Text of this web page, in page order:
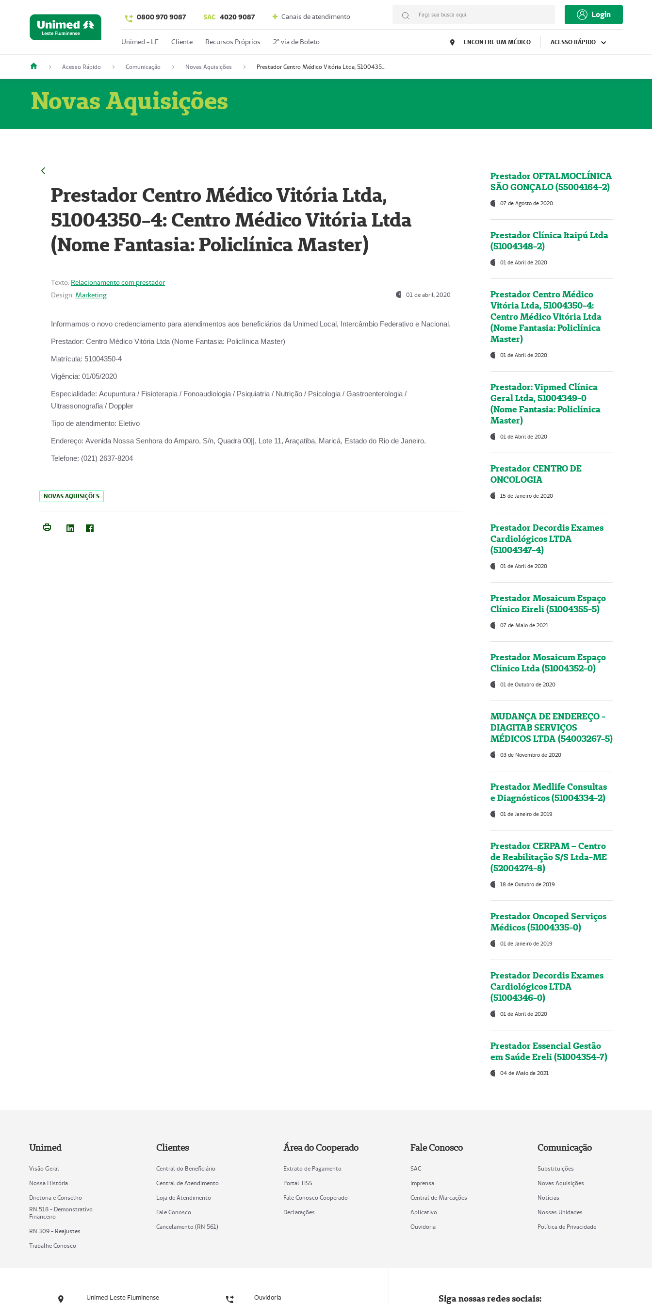
0800 970 9087 SAC 4020 9087 Canais de atendimento Faça sua busca aqui Login
Unimed - LF Cliente Recursos Próprios 2º via de Boleto ENCONTRE UM MÉDICO ACESSO RÁPIDO
Acesso Rápido Comunicação Novas Aquisições Prestador Centro Médico Vitória Ltda, 51004350-4: Centro Médico Vitória Ltda (Nome Fantasia: Policlínica Master)
Novas Aquisições
Prestador Centro Médico Vitória Ltda,
51004350-4: Centro Médico Vitória Ltda
(Nome Fantasia: Policlínica Master)
Texto: Relacionamento com prestador
Design: Marketing 01 de abril, 2020
Informamos o novo credenciamento para atendimentos aos beneficiários da Unimed Local, Intercâmbio Federativo e Nacional.
Prestador: Centro Médico Vitória Ltda (Nome Fantasia: Policlínica Master)
Matrícula: 51004350-4
Vigência: 01/05/2020
Especialidade: Acupuntura / Fisioterapia / Fonoaudiologia / Psiquiatria / Nutrição / Psicologia / Gastroenterologia /
Ultrassonografia / Doppler
Tipo de atendimento: Eletivo
Endereço: Avenida Nossa Senhora do Amparo, S/n, Quadra 00||, Lote 11, Araçatiba, Maricá, Estado do Rio de Janeiro.
Telefone: (021) 2637-8204
NOVAS AQUISIÇÕES
Prestador OFTALMOCLÍNICA
SÃO GONÇALO (55004164-2)
07 de Agosto de 2020
Prestador Clínica Itaipú Ltda
(51004348-2)
01 de Abril de 2020
Prestador Centro Médico
Vitória Ltda, 51004350-4:
Centro Médico Vitória Ltda
(Nome Fantasia: Policlínica
Master)
01 de Abril de 2020
Prestador: Vipmed Clínica
Geral Ltda, 51004349-0
(Nome Fantasia: Policlínica
Master)
01 de Abril de 2020
Prestador CENTRO DE
ONCOLOGIA
15 de Janeiro de 2020
Prestador Decordis Exames
Cardiológicos LTDA
(51004347-4)
01 de Abril de 2020
Prestador Mosaicum Espaço
Clínico Eireli (51004355-5)
07 de Maio de 2021
Prestador Mosaicum Espaço
Clínico Ltda (51004352-0)
01 de Outubro de 2020
MUDANÇA DE ENDEREÇO -
DIAGITAB SERVIÇOS
MÉDICOS LTDA (54003267-5)
03 de Novembro de 2020
Prestador Medlife Consultas
e Diagnósticos (51004334-2)
01 de Janeiro de 2019
Prestador CERPAM – Centro
de Reabilitação S/S Ltda-ME
(52004274-8)
18 de Outubro de 2019
Prestador Oncoped Serviços
Médicos (51004335-0)
01 de Janeiro de 2019
Prestador Decordis Exames
Cardiológicos LTDA
(51004346-0)
01 de Abril de 2020
Prestador Essencial Gestão
em Saúde Ereli (51004354-7)
04 de Maio de 2021
Unimed
Visão Geral
Nossa História
Diretoria e Conselho
RN 518 - Demonstrativo
Financeiro
RN 309 - Reajustes
Trabalhe Conosco
Clientes
Central do Beneficiário
Central de Atendimento
Loja de Atendimento
Fale Conosco
Cancelamento (RN 561)
Área do Cooperado
Extrato de Pagamento
Portal TISS
Fale Conosco Cooperado
Declarações
Fale Conosco
SAC
Imprensa
Central de Marcações
Aplicativo
Ouvidoria
Comunicação
Substituições
Novas Aquisições
Notícias
Nossas Unidades
Política de Privacidade
Unimed Leste Fluminense Ouvidoria Siga nossas redes sociais: